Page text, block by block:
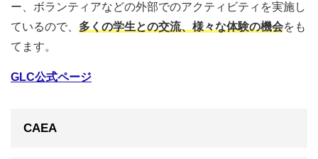
ー、ボランティアなどの外部でのアクティビティを実施し
ているので、 多くの学生との交流、様々な体験の機会をも
てます。
GLC公式ページ
CAEA